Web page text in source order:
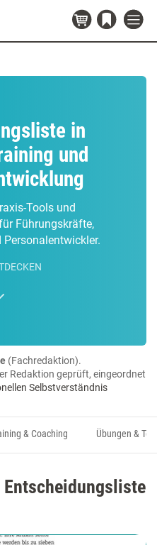
in
und
Tools und
Führungskräfte,
Personalentwickler.
(Fachredaktion).
Redaktion geprüft, eingeordnet
Selbstverständnis
& Coaching Übungen &
Entscheidungsliste